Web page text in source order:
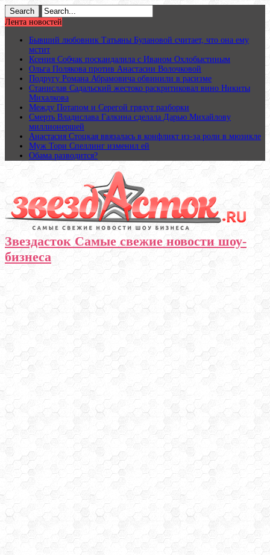
Лента новостей
Бывший любовник Татьяны Булановой считает, что она ему
мстит
Ксения Собчак поскандалила с Иваном Охлобыстиным
Ольга Полякова против Анастасии Волочковой
Подругу Романа Абрамовича обвинили в расизме
Станислав Садальский жестоко раскритиковал вино Никиты
Михалкова
Между Потапом и Серегой грядут разборки
Смерть Владислава Галкина сделала Дарью Михайлову
миллионершей
Анастасия Стоцкая ввязалась в конфликт из-за роли в мюзикле
Муж Тори Спеллинг изменил ей
Обама разводится?
Звездасток Самые свежие новости шоу-
бизнеса